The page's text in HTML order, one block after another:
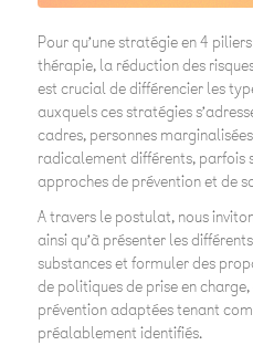
Pour qu’une stratégie en 4
thérapie, la réduction des
est crucial de différencier les
auxquels ces stratégies
cadres, personnes
radicalement différents, parfois
approches de prévention et de
A travers le postulat, nous
ainsi qu’à présenter les
substances et formuler des
de politiques de prise en
prévention adaptées tenant
préalablement identifiés.